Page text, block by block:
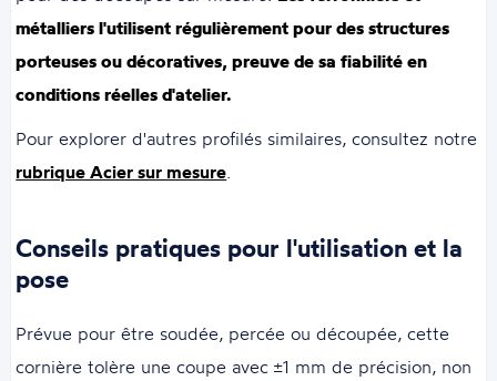
métalliers l'utilisent régulièrement pour des structures
porteuses ou décoratives, preuve de sa fiabilité en
conditions réelles d'atelier.
Pour explorer d'autres profilés similaires, consultez notre
rubrique Acier sur mesure.
Conseils pratiques pour l'utilisation et la
pose
Prévue pour être soudée, percée ou découpée, cette
cornière tolère une coupe avec ±1 mm de précision, non